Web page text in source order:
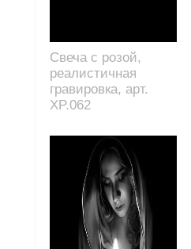
Свеча с розой,
реалистичная
гравировка, арт.
XP.062